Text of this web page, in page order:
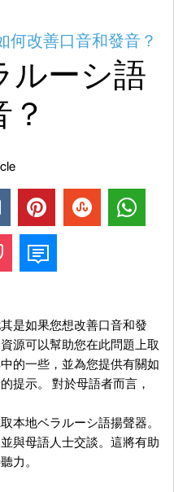
何改善口音和發音？
ルーシ語
是如果您想改善口音和發
源可以幫助您在此問題上取
的一些，並為您提供有關如
提示。 對於母語者而言，
本地ベラルーシ語揚聲器。
與母語人士交談。這將有助
力。